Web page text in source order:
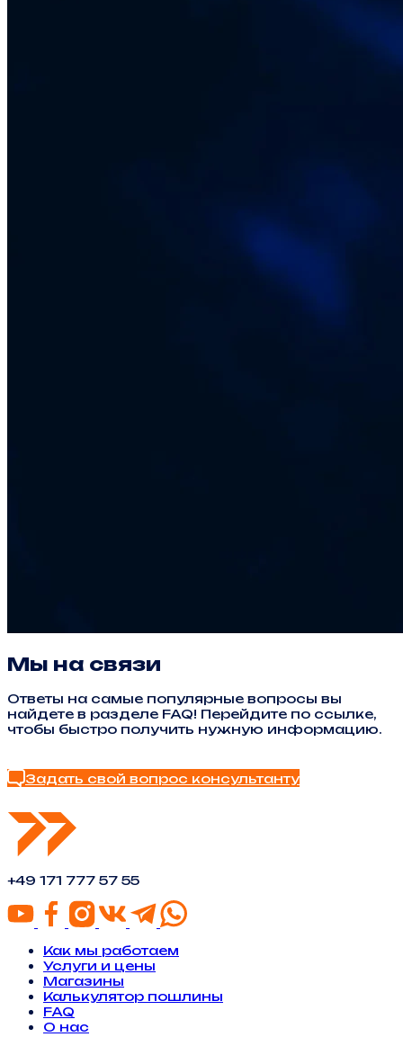
Мы на связи
Ответы на самые популярные вопросы вы
найдете в разделе FAQ! Перейдите по ссылке,
чтобы быстро получить нужную информацию.
Задать свой вопрос консультанту
+49 171 777 57 55
Как мы работаем
Услуги и цены
Магазины
Калькулятор пошлины
FAQ
О нас